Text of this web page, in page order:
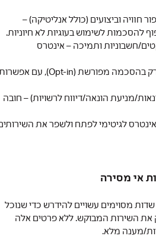
וביצועים (כולל אנליטיקה) –
לשימוש בעוגיות לא חיוניות.
חשבוניות ותמיכה – אינטרס
דיוור ועדכונים שיווקיים – רק בהסכמה מפורשת (Opt-in), עם אפשרות
מניעת הונאה/דיווח לרשויות) – חובה
לגיטימי לפתח ולשפר את השירותים
מסירה
מסוימים עשויים להידרש כדי שנוכל
השירות המבוקש. ללא פרטים אלה
מענה מלא.